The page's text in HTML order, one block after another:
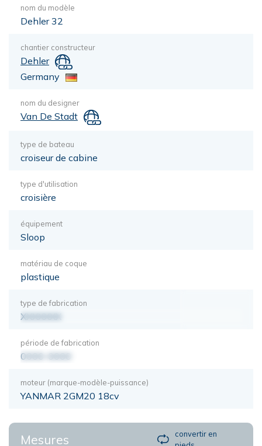
nom du modèle
Dehler 32
chantier constructeur
Dehler
Germany
nom du designer
Van De Stadt
type de bateau
croiseur de cabine
type d'utilisation
croisière
équipement
Sloop
matériau de coque
plastique
type de fabrication
XXXXXXX
période de fabrication
0000-0000
moteur (marque-modèle-puissance)
YANMAR 2GM20 18cv
Mesures
convertir en